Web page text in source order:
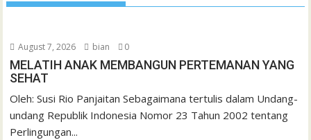
August 7, 2026 bian 0
MELATIH ANAK MEMBANGUN PERTEMANAN YANG
SEHAT
Oleh: Susi Rio Panjaitan Sebagaimana tertulis dalam Undang-
undang Republik Indonesia Nomor 23 Tahun 2002 tentang
Perlingungan...